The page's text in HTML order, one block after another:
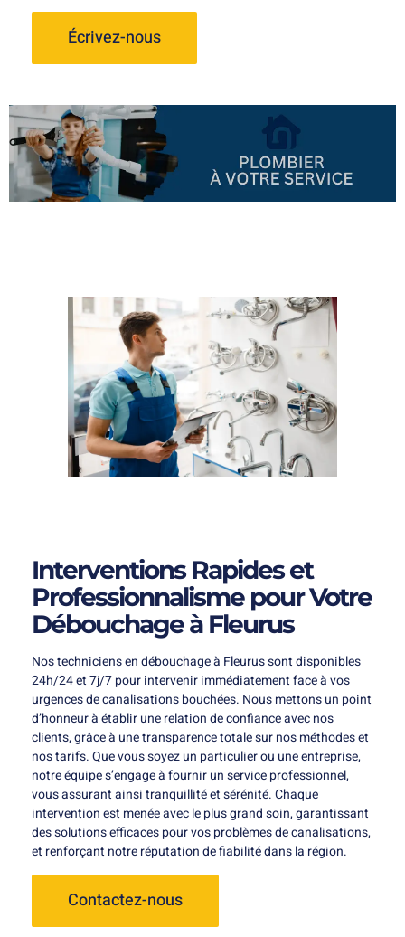
Écrivez-nous
Interventions Rapides et
Professionnalisme pour Votre
Débouchage à Fleurus
Nos techniciens en débouchage à Fleurus sont disponibles
24h/24 et 7j/7 pour intervenir immédiatement face à vos
urgences de canalisations bouchées. Nous mettons un point
d’honneur à établir une relation de confiance avec nos
clients, grâce à une transparence totale sur nos méthodes et
nos tarifs. Que vous soyez un particulier ou une entreprise,
notre équipe s’engage à fournir un service professionnel,
vous assurant ainsi tranquillité et sérénité. Chaque
intervention est menée avec le plus grand soin, garantissant
des solutions efficaces pour vos problèmes de canalisations,
et renforçant notre réputation de fiabilité dans la région.
Contactez-nous